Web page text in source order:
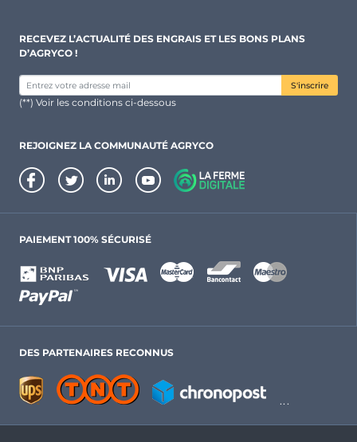
RECEVEZ L’ACTUALITÉ DES ENGRAIS ET LES BONS PLANS
D’AGRYCO !
S'inscrire
(**) Voir les conditions ci-dessous
REJOIGNEZ LA COMMUNAUTÉ AGRYCO
PAIEMENT 100% SÉCURISÉ
DES PARTENAIRES RECONNUS